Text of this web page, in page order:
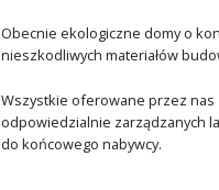
Obecnie ekologiczne domy o
nieszkodliwych materiałów
Wszystkie oferowane przez nas
odpowiedzialnie zarządzanych
do końcowego nabywcy.